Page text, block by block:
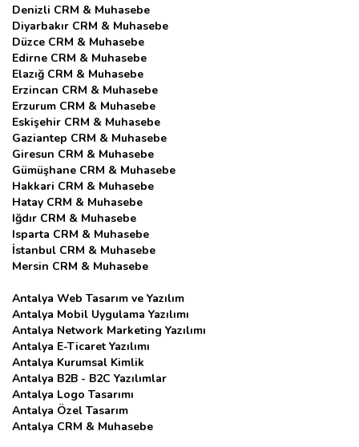
Denizli CRM & Muhasebe
Diyarbakır CRM & Muhasebe
Düzce CRM & Muhasebe
Edirne CRM & Muhasebe
Elazığ CRM & Muhasebe
Erzincan CRM & Muhasebe
Erzurum CRM & Muhasebe
Eskişehir CRM & Muhasebe
Gaziantep CRM & Muhasebe
Giresun CRM & Muhasebe
Gümüşhane CRM & Muhasebe
Hakkari CRM & Muhasebe
Hatay CRM & Muhasebe
Iğdır CRM & Muhasebe
Isparta CRM & Muhasebe
İstanbul CRM & Muhasebe
Mersin CRM & Muhasebe
Antalya Web Tasarım ve Yazılım
Antalya Mobil Uygulama Yazılımı
Antalya Network Marketing Yazılımı
Antalya E-Ticaret Yazılımı
Antalya Kurumsal Kimlik
Antalya B2B - B2C Yazılımlar
Antalya Logo Tasarımı
Antalya Özel Tasarım
Antalya CRM & Muhasebe